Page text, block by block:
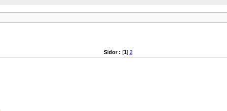
Sidor : [1] 2